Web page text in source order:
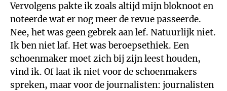
Vervolgens pakte ik zoals altijd mijn bloknoot en
noteerde wat er nog meer de revue passeerde.
Nee, het was geen gebrek aan lef. Natuurlijk niet.
Ik ben niet laf. Het was beroepsethiek. Een
schoenmaker moet zich bij zijn leest houden,
vind ik. Of laat ik niet voor de schoenmakers
spreken, maar voor de journalisten: journalisten